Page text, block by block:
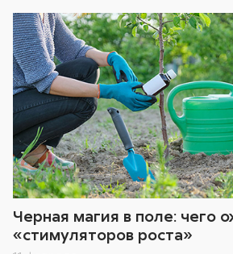
Черная магия в поле: чего
«стимуляторов роста»